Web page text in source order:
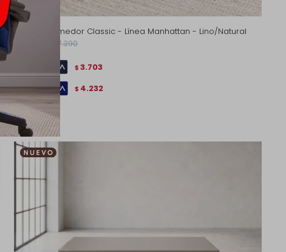
Silla de Comedor Classic - Línea Manhattan - Lino/Natural
7.390
$ 3.703
$ 4.232